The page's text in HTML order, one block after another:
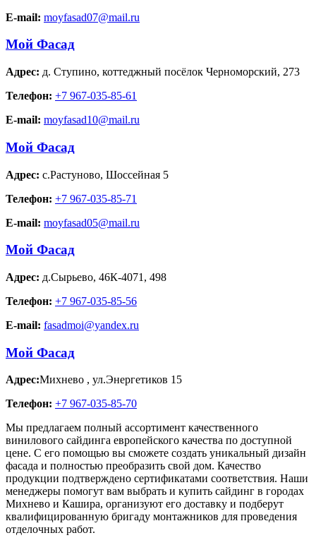
E-mail: moyfasad07@mail.ru
Мой Фасад
Адрес: д. Ступино, коттеджный посёлок Черноморский, 273
Телефон: +7 967-035-85-61
E-mail: moyfasad10@mail.ru
Мой Фасад
Адрес: с.Растуново, Шоссейная 5
Телефон: +7 967-035-85-71
E-mail: moyfasad05@mail.ru
Мой Фасад
Адрес: д.Сырьево, 46К-4071, 498
Телефон: +7 967-035-85-56
E-mail: fasadmoi@yandex.ru
Мой Фасад
Адрес:Михнево , ул.Энергетиков 15
Телефон: +7 967-035-85-70
Мы предлагаем полный ассортимент качественного
винилового сайдинга европейского качества по доступной
цене. С его помощью вы сможете создать уникальный дизайн
фасада и полностью преобразить свой дом. Качество
продукции подтверждено сертификатами соответствия. Наши
менеджеры помогут вам выбрать и купить сайдинг в городах
Михнево и Кашира, организуют его доставку и подберут
квалифицированную бригаду монтажников для проведения
отделочных работ.